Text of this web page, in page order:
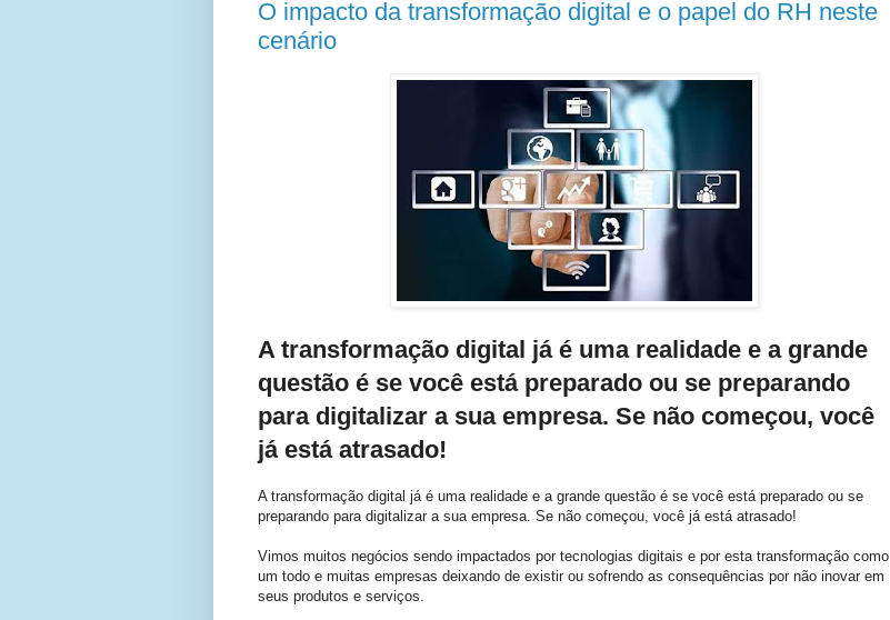
O impacto da transformação digital e o papel do RH neste
cenário
A transformação digital já é uma realidade e a grande
questão é se você está preparado ou se preparando
para digitalizar a sua empresa. Se não começou, você
já está atrasado!
A transformação digital já é uma realidade e a grande questão é se você está preparado ou se
preparando para digitalizar a sua empresa. Se não começou, você já está atrasado!
Vimos muitos negócios sendo impactados por tecnologias digitais e por esta transformação como
um todo e muitas empresas deixando de existir ou sofrendo as consequências por não inovar em
seus produtos e serviços.